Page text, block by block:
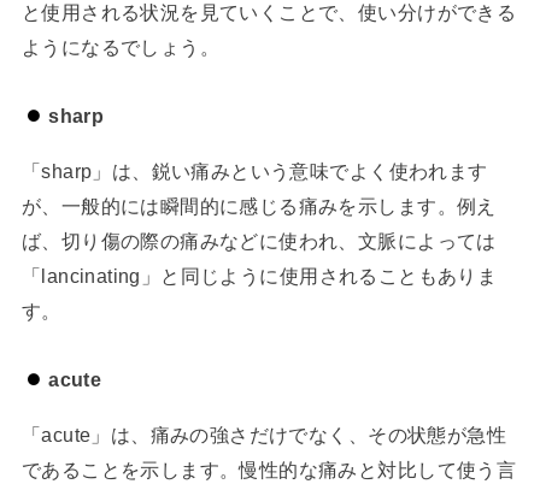
と使用される状況を見ていくことで、使い分けができる
ようになるでしょう。
sharp
「sharp」は、鋭い痛みという意味でよく使われます
が、一般的には瞬間的に感じる痛みを示します。例え
ば、切り傷の際の痛みなどに使われ、文脈によっては
「lancinating」と同じように使用されることもありま
す。
acute
「acute」は、痛みの強さだけでなく、その状態が急性
であることを示します。慢性的な痛みと対比して使う言